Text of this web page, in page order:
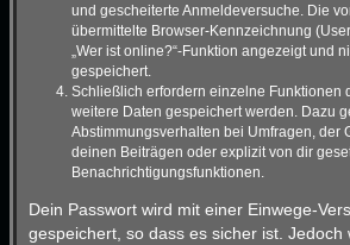
und gescheiterte Anmeldeversuche. Die
übermittelte Browser-Kennzeichnung
„Wer ist online?“-Funktion angezeigt und
gespeichert.
Schließlich erfordern einzelne Funktionen
weitere Daten gespeichert werden. Dazu
Abstimmungsverhalten bei Umfragen, der
deinen Beiträgen oder explizit von dir
Benachrichtigungsfunktionen.
Dein Passwort wird mit einer Einwege-
gespeichert, so dass es sicher ist. Jedoch